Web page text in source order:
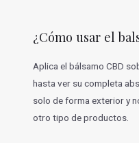
¿Cómo usar el
Aplica el bálsamo CBD
hasta ver su completa
solo de forma exterior y
otro tipo de productos.